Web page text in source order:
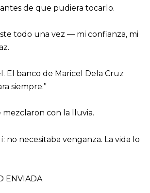
de que pudiera tocarlo.
todo una vez — mi confianza, mi
El banco de Maricel Dela Cruz
siempre.”
mezclaron con la lluvia.
no necesitaba venganza. La vida lo
ENVIADA